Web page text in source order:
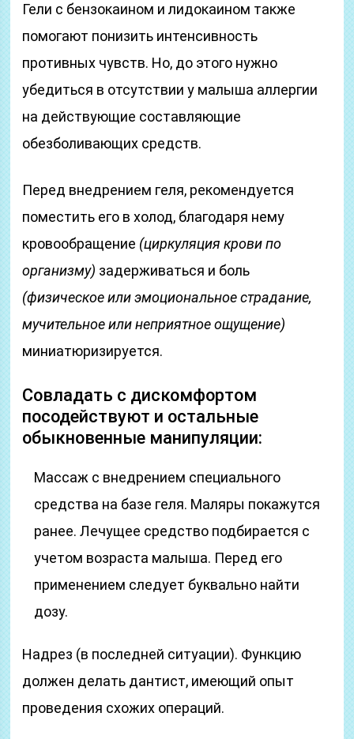
Гели с бензокаином и лидокаином также
помогают понизить интенсивность
противных чувств. Но, до этого нужно
убедиться в отсутствии у малыша аллергии
на действующие составляющие
обезболивающих средств.
Перед внедрением геля, рекомендуется
поместить его в холод, благодаря нему
кровообращение (циркуляция крови по
организму) задерживаться и боль
(физическое или эмоциональное страдание,
мучительное или неприятное ощущение)
миниатюризируется.
Совладать с дискомфортом
посодействуют и остальные
обыкновенные манипуляции:
Массаж с внедрением специального
средства на базе геля. Маляры покажутся
ранее. Лечущее средство подбирается с
учетом возраста малыша. Перед его
применением следует буквально найти
дозу.
Надрез (в последней ситуации). Функцию
должен делать дантист, имеющий опыт
проведения схожих операций.